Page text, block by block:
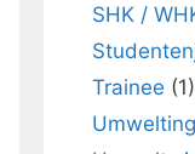
SHK /
Trainee (1)